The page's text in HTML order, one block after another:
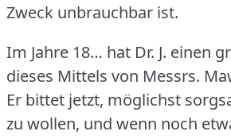
Zweck unbrauchbar ist.
Im Jahre 18… hat Dr. J. einen
dieses Mittels von Messrs.
Er bittet jetzt, möglichst
zu wollen, und wenn noch